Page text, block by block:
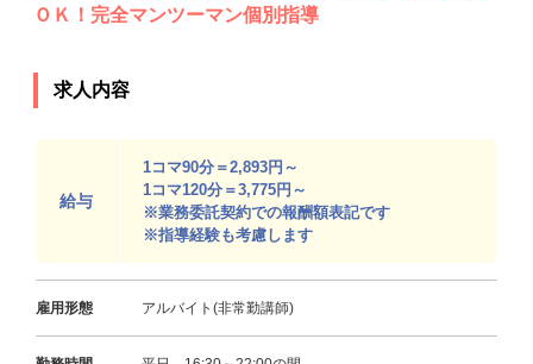
ＯＫ！完全マンツーマン個別指導
求人内容
給与
1コマ90分＝2,893円～
1コマ120分＝3,775円～
※業務委託契約での報酬額表記です
※指導経験も考慮します
雇用形態 アルバイト(非常勤講師)